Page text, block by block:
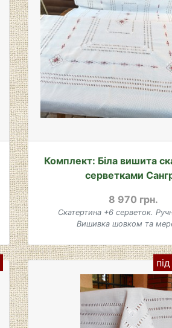
Комплект: Біла вишита
серветками
8 970 грн.
Скатертина +6 серветок.
Вишивка шовком та